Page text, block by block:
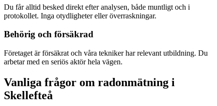
Du får alltid besked direkt efter analysen, både muntligt och i
protokollet. Inga otydligheter eller överraskningar.
Behörig och försäkrad
Företaget är försäkrat och våra tekniker har relevant utbildning. Du
arbetar med en seriös aktör hela vägen.
Vanliga frågor om radonmätning i
Skellefteå